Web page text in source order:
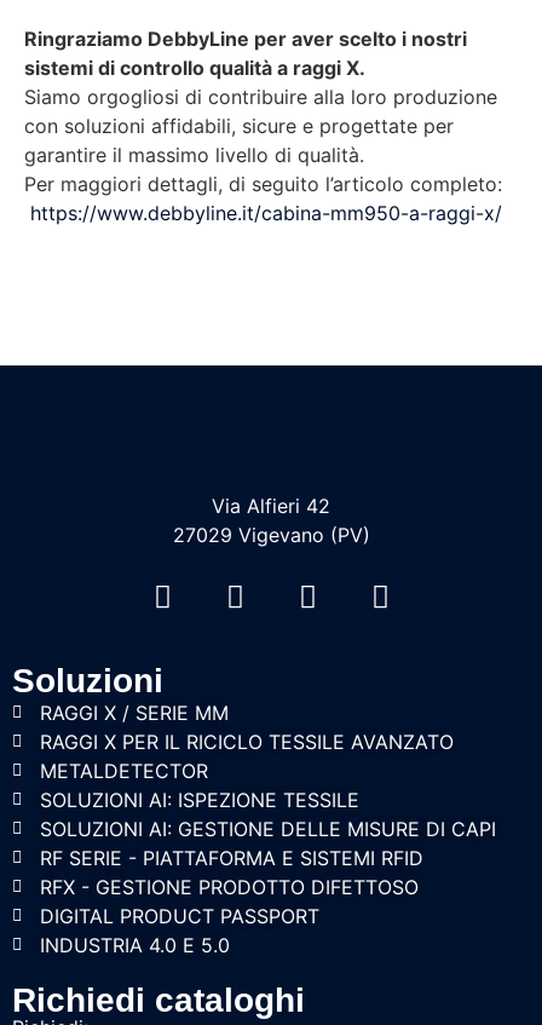
Ringraziamo DebbyLine per aver scelto i nostri
sistemi di controllo qualità a raggi X.
Siamo orgogliosi di contribuire alla loro produzione
con soluzioni affidabili, sicure e progettate per
garantire il massimo livello di qualità.
Per maggiori dettagli, di seguito l’articolo completo:
https://www.debbyline.it/cabina-mm950-a-raggi-x/
Via Alfieri 42
27029 Vigevano (PV)
Soluzioni
RAGGI X / SERIE MM
RAGGI X PER IL RICICLO TESSILE AVANZATO
METALDETECTOR
SOLUZIONI AI: ISPEZIONE TESSILE
SOLUZIONI AI: GESTIONE DELLE MISURE DI CAPI
RF SERIE - PIATTAFORMA E SISTEMI RFID
RFX - GESTIONE PRODOTTO DIFETTOSO
DIGITAL PRODUCT PASSPORT
INDUSTRIA 4.0 E 5.0
Richiedi cataloghi